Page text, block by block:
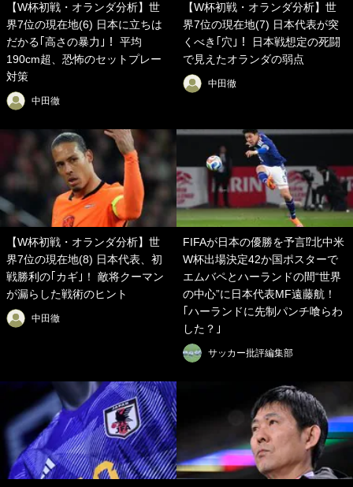
【W杯初戦・オランダ分析】世
界7位の現在地(6) 日本に立ちは
だかる｢高さの暴力｣！ 平均
190cm超、恐怖のセットプレー
対策
中田徹
【W杯初戦・オランダ分析】世
界7位の現在地(7) 日本代表が突
くべき｢穴｣！ 日本戦想定の死闘
で見えたオランダの弱点
中田徹
【W杯初戦・オランダ分析】世
界7位の現在地(8) 日本代表、初
戦勝利の｢カギ｣！ 敵将クーマン
が漏らした戦術のヒント
中田徹
FIFAが日本の優勝を予言⁉北中米
W杯出場決定42か国ポスターで
エムバペとハーランドの間“世界
の中心”に日本代表MF遠藤航！
｢ハーランドに先制パンチ喰らわ
した？｣
サッカー批評編集部